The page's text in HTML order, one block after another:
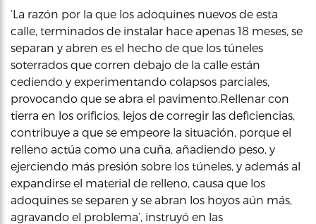
‘La razón por la que los adoquines nuevos de esta
calle, terminados de instalar hace apenas 18 meses, se
separan y abren es el hecho de que los túneles
soterrados que corren debajo de la calle están
cediendo y experimentando colapsos parciales,
provocando que se abra el pavimento.Rellenar con
tierra en los orificios, lejos de corregir las deficiencias,
contribuye a que se empeore la situación, porque el
relleno actúa como una cuña, añadiendo peso, y
ejerciendo más presión sobre los túneles, y además al
expandirse el material de relleno, causa que los
adoquines se separen y se abran los hoyos aún más,
agravando el problema’, instruyó en las